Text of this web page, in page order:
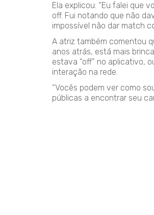
Ela explicou: “Eu falei que
off. Fui notando que não
impossível não dar match
A atriz também comentou
anos atrás, está mais
estava “off” no aplicativo,
interação na rede.
“Vocês podem ver como
públicas a encontrar seu